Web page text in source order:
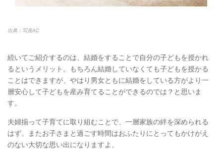
出典：写真AC
続いてご紹介するのは、結婚をすることで自分の子どもを授かれ
るというメリット。もちろん結婚していなくても子どもを授かる
ことはできますが、やはり男女ともに結婚をしている方がより一
層安心して子どもを産み育てることができるのでは？と思いま
す。
夫婦揃って子育てに取り組むことで、一層家族の絆を深められる
はず。またお子さまと過ごす時間はおふたりにとってもかけがえ
のない大切な思い出になりますよ。